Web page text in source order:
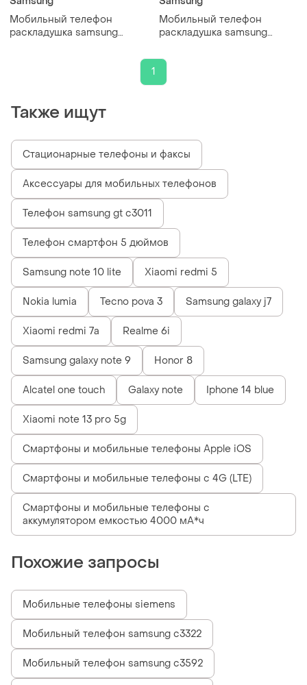
Мобильный телефон
раскладушка samsung
Мобильный телефон
раскладушка samsung
1
Также ищут
Стационарные телефоны и факсы
Аксессуары для мобильных телефонов
Телефон samsung gt c3011
Телефон смартфон 5 дюймов
Samsung note 10 lite Xiaomi redmi 5
Nokia lumia Tecno pova 3 Samsung galaxy j7
Xiaomi redmi 7a Realme 6i
Samsung galaxy note 9 Honor 8
Alcatel one touch Galaxy note Iphone 14 blue
Xiaomi note 13 pro 5g
Смартфоны и мобильные телефоны Apple iOS
Смартфоны и мобильные телефоны с 4G (LTE)
Смартфоны и мобильные телефоны с
аккумулятором емкостью 4000 мА*ч
Похожие запросы
Мобильные телефоны siemens
Мобильный телефон samsung c3322
Мобильный телефон samsung c3592